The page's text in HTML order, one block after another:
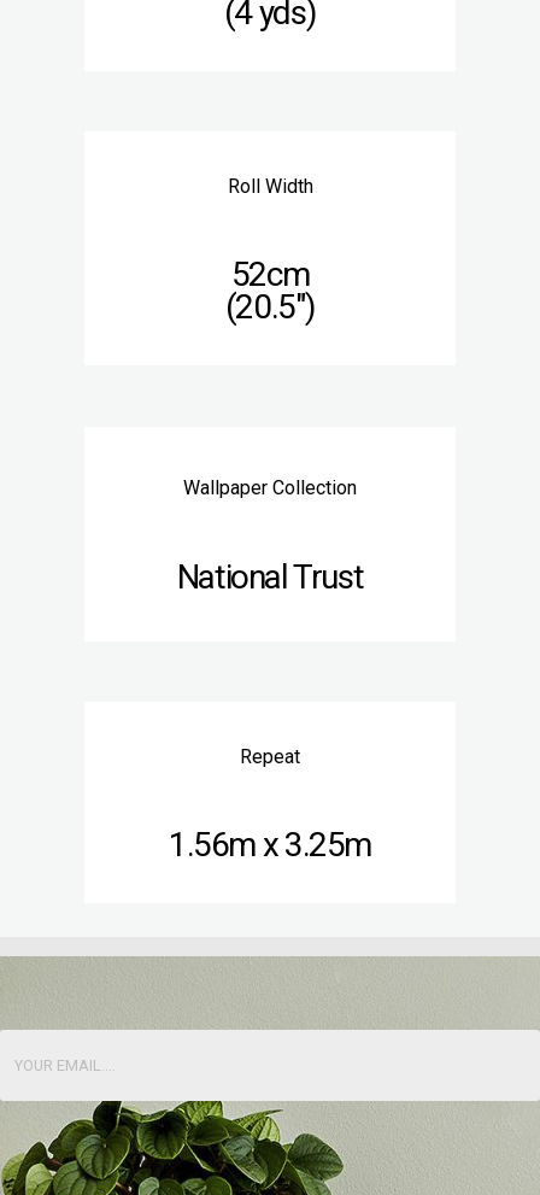
(4 yds)
Roll Width
52cm
(20.5″)
Wallpaper Collection
National Trust
Repeat
1.56m x 3.25m